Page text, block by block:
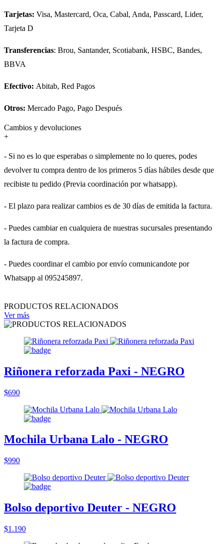
Tarjetas: Visa, Mastercard, Oca, Cabal, Anda, Passcard, Lider,
Tarjeta D
Transferencias: Brou, Santander, Scotiabank, HSBC, Bandes,
BBVA
Efectivo: Abitab, Red Pagos
Otros: Mercado Pago, Pago Después
Cambios y devoluciones
+
- Si no es lo que esperabas o simplemente no lo queres, podes
devolver tu compra dentro de los primeros 5 días hábiles desde que
recibiste tu pedido (Previa coordinación por whatsapp).
- El plazo para realizar cambios es de 30 días de emitida la factura.
- Puedes cambiar en cualquiera de nuestras sucursales presentando
la factura de compra.
- Puedes coordinar el cambio por envío comunicandote por
Whatsapp al 095245897.
PRODUCTOS RELACIONADOS
Ver más
Riñonera reforzada Paxi - NEGRO
$690
Mochila Urbana Lalo - NEGRO
$990
Bolso deportivo Deuter - NEGRO
$1.190